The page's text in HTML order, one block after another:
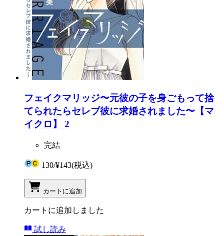
フェイクマリッジ〜元彼の子を身ごもって捨
てられたらセレブ彼に求婚されました〜【マ
イクロ】 2
完結
130/¥143(税込)
カートに追加
カートに追加しました
試し読み